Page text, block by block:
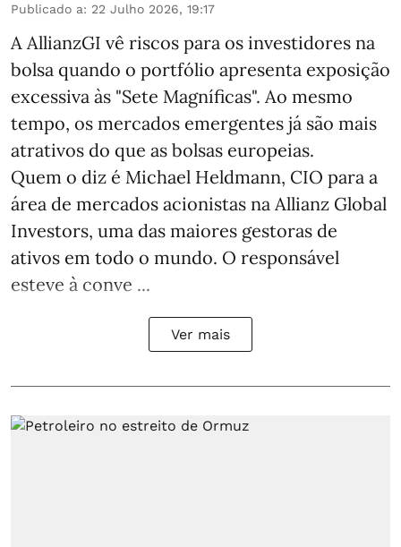
Publicado a: 22 Julho 2026, 19:17
A AllianzGI vê riscos para os investidores na
bolsa quando o portfólio apresenta exposição
excessiva às "Sete Magníficas". Ao mesmo
tempo, os mercados emergentes já são mais
atrativos do que as bolsas europeias.
Quem o diz é Michael Heldmann, CIO para a
área de mercados acionistas na Allianz Global
Investors, uma das maiores gestoras de
ativos em todo o mundo. O responsável
esteve à conve ...
Ver mais